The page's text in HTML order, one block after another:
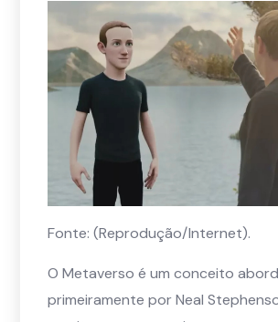
Fonte: (Reprodução/Internet).
O Metaverso é um conceito
primeiramente por Neal